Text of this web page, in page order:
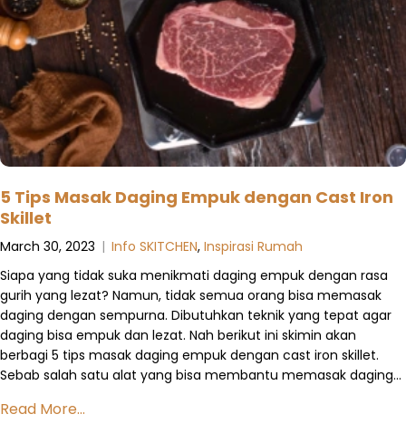
5 Tips Masak Daging Empuk dengan Cast Iron
Skillet
March 30, 2023 | Info SKITCHEN, Inspirasi Rumah
Siapa yang tidak suka menikmati daging empuk dengan rasa
gurih yang lezat? Namun, tidak semua orang bisa memasak
daging dengan sempurna. Dibutuhkan teknik yang tepat agar
daging bisa empuk dan lezat. Nah berikut ini skimin akan
berbagi 5 tips masak daging empuk dengan cast iron skillet.
Sebab salah satu alat yang bisa membantu memasak daging…
Read More...